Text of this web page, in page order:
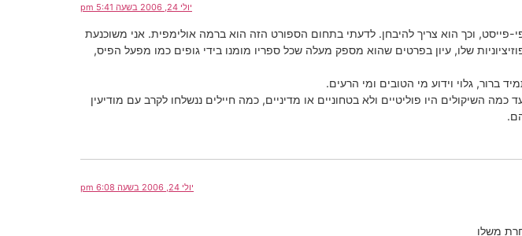
יולי 24, 2006 בשעה 5:41 pm
וכך הוא צריך להיבחן. לדעתי בתחום הספורט הזה הוא ברמה אולימפית. אני משוכנעת
שלו, עיון בפרטים שהוא מספק מעלה שכל ספריו מומנו בידי גופים כמו מפעל הפיס,
גלוי וידוע מי הטובים ומי הרעים.
היו פוליטיים ולא בטחוניים או מדיניים, כמה חיילים ננשלחו לקרב עם מודיעין
יולי 24, 2006 בשעה 6:08 pm
משלו